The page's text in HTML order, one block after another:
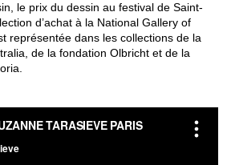
le prix du dessin au festival de Saint-
d’achat à la National Gallery of
représentée dans les collections de la
de la fondation Olbricht et de la